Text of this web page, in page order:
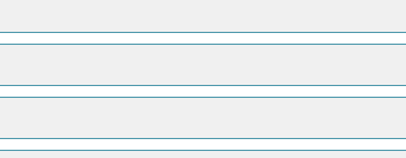
semua ion mineral di dalamnya dihilangkan).